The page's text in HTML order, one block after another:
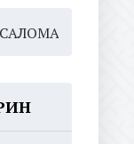
16:35 –